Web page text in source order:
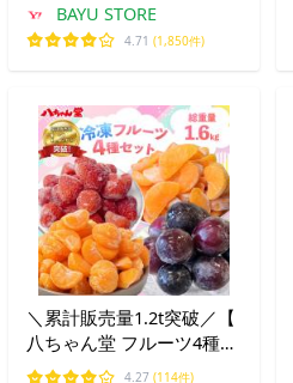
BAYU STORE
4.71 (1,850件)
＼累計販売量1.2t突破／【
八ちゃん堂 フルーツ4種セ
ット 】 1.6kg 冷凍 送料無
4.27 (114件)